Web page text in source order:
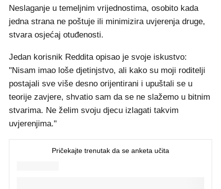
Neslaganje u temeljnim vrijednostima, osobito kada
jedna strana ne poštuje ili minimizira uvjerenja druge,
stvara osjećaj otuđenosti.
Jedan korisnik Reddita opisao je svoje iskustvo:
"Nisam imao loše djetinjstvo, ali kako su moji roditelji
postajali sve više desno orijentirani i upuštali se u
teorije zavjere, shvatio sam da se ne slažemo u bitnim
stvarima. Ne želim svoju djecu izlagati takvim
uvjerenjima."